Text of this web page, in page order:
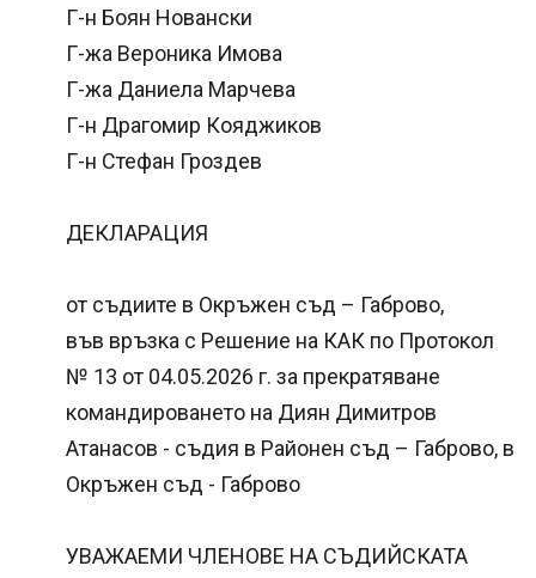
Г-н Боян Новански
Г-жа Вероника Имова
Г-жа Даниела Марчева
Г-н Драгомир Кояджиков
Г-н Стефан Гроздев
ДЕКЛАРАЦИЯ
от съдиите в Окръжен съд – Габрово,
във връзка с Решение на КАК по Протокол
№ 13 от 04.05.2026 г. за прекратяване
командироването на Диян Димитров
Атанасов - съдия в Районен съд – Габрово, в
Окръжен съд - Габрово
УВАЖАЕМИ ЧЛЕНОВЕ НА СЪДИЙСКАТА